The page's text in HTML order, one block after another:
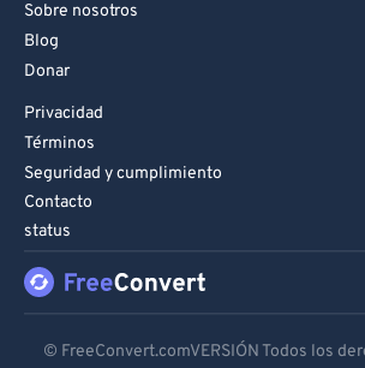
Sobre nosotros
Blog
Donar
Privacidad
Términos
Seguridad y cumplimiento
Contacto
status
© FreeConvert.comVERSIÓN Todos los